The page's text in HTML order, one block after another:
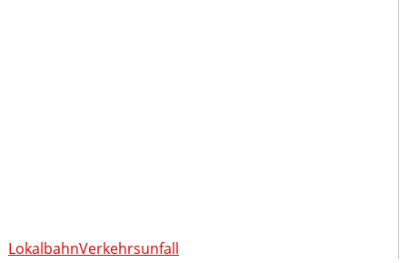
LokalbahnVerkehrsunfall